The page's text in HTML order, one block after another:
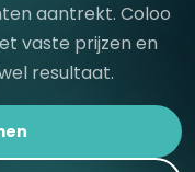
aantrekt. Coloo
vaste prijzen en
resultaat.